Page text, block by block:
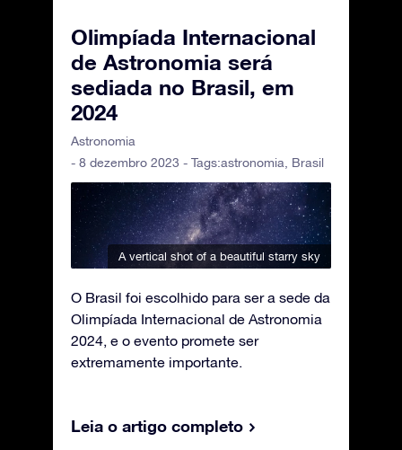
Olimpíada Internacional
de Astronomia será
sediada no Brasil, em
2024
Astronomia
- 8 dezembro 2023 - Tags:astronomia Brasil
A vertical shot of a beautiful starry sky
O Brasil foi escolhido para ser a sede da
Olimpíada Internacional de Astronomia
2024, e o evento promete ser
extremamente importante.
Leia o artigo completo